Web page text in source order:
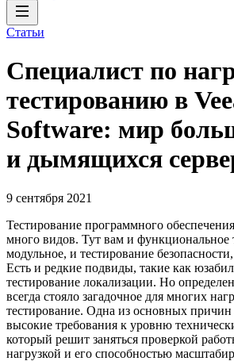
Статьи
Специалист по
тестированию в
Software: мир
и дымящихся
9 сентября 2021
Тестирование программного
много видов. Тут вам и функциональное
модульное, и тестирование
Есть и редкие подвиды, такие как
тестирование локализации. Но
всегда стояло загадочное для многих
тестирование. Одна из основных
высокие требования к уровню
который решит заняться проверкой
нагрузкой и его способностью